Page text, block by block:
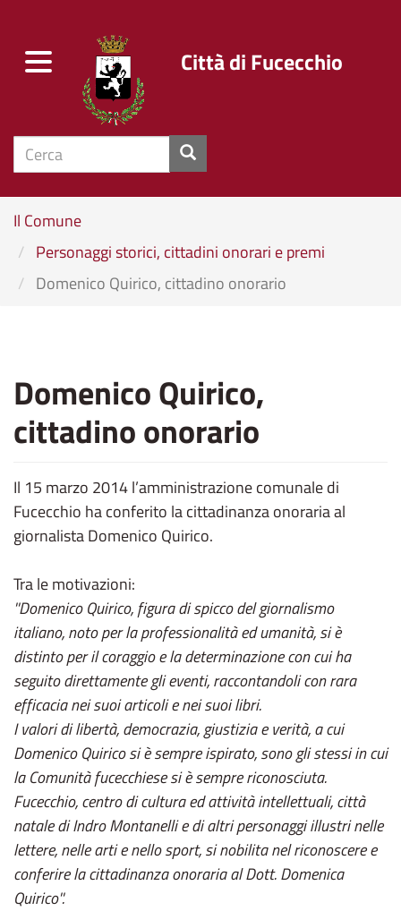
Salta
contenuto
principale
Il Comune
Personaggi storici, cittadini onorari e premi
Domenico Quirico, cittadino onorario
Toggle
navigation
Città di Fucecchio
cerca
Domenico Quirico,
cittadino onorario
Il 15 marzo 2014 l’amministrazione comunale di
Fucecchio ha conferito la cittadinanza onoraria al
giornalista Domenico Quirico.
Tra le motivazioni:
''Domenico Quirico, figura di spicco del giornalismo
italiano, noto per la professionalità ed umanità, si è
distinto per il coraggio e la determinazione con cui ha
seguito direttamente gli eventi, raccontandoli con rara
efficacia nei suoi articoli e nei suoi libri.
I valori di libertà, democrazia, giustizia e verità, a cui
Domenico Quirico si è sempre ispirato, sono gli stessi in cui
la Comunità fucecchiese si è sempre riconosciuta.
Fucecchio, centro di cultura ed attività intellettuali, città
natale di Indro Montanelli e di altri personaggi illustri nelle
lettere, nelle arti e nello sport, si nobilita nel riconoscere e
conferire la cittadinanza onoraria al Dott. Domenica
Quirico''.